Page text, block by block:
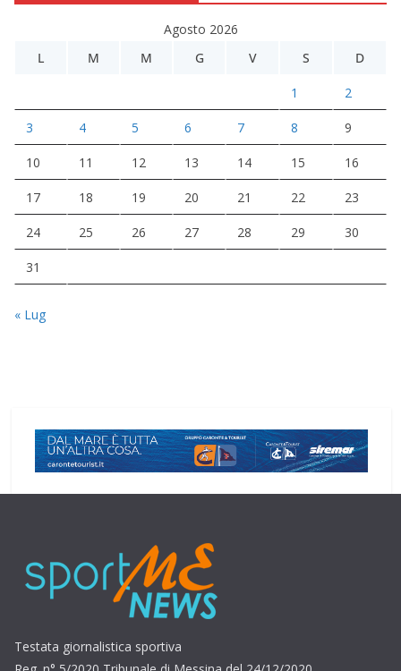
Agosto 2026
L
M M G V S D
1 2
3 4 5 6 7 8 9
10 11 12 13 14 15 16
17 18 19 20 21 22 23
24 25 26 27 28 29 30
31
« Lug
Testata giornalistica sportiva